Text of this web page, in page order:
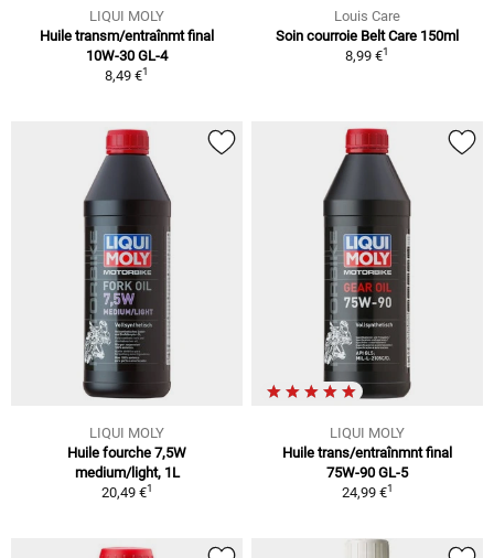
LIQUI MOLY
Huile transm/entraînmt final
10W-30 GL-4
8,49 €1
Louis Care
Soin courroie Belt Care 150ml
8,99 €1
LIQUI MOLY
Huile fourche 7,5W
medium/light, 1L
20,49 €1
LIQUI MOLY
Huile trans/entraînmnt final
75W-90 GL-5
24,99 €1